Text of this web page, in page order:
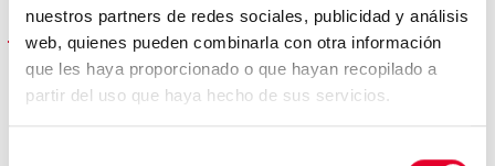
nuestros partners de redes sociales, publicidad y análisis
web, quienes pueden combinarla con otra información
que les haya proporcionado o que hayan recopilado a
partir del uso que haya hecho de sus servicios.
Tension230 V
Puissance maximale 500 ww